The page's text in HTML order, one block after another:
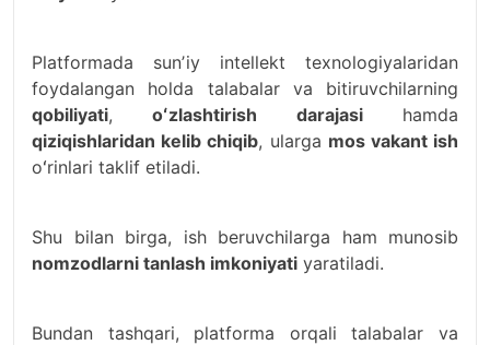
Platformada sunʼiy intellekt texnologiyalaridan
foydalangan holda talabalar va bitiruvchilarning
qobiliyati, oʻzlashtirish darajasi hamda
qiziqishlaridan kelib chiqib, ularga mos vakant ish
oʻrinlari taklif etiladi.
Shu bilan birga, ish beruvchilarga ham munosib
nomzodlarni tanlash imkoniyati yaratiladi.
Bundan tashqari, platforma orqali talabalar va